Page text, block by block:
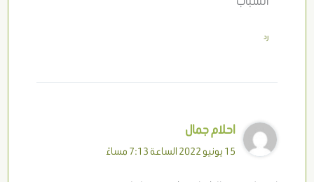
رد
احلام جمال
15 يونيو 2022 الساعة 7:13 مساءً